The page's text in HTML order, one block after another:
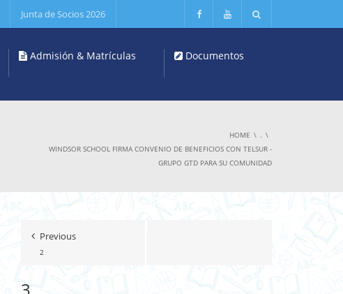
Junta de Socios 2026
Admisión & Matrículas Documentos
HOME
.
WINDSOR SCHOOL FIRMA CONVENIO DE BENEFICIOS CON TELSUR -
GRUPO GTD PARA SU COMUNIDAD
Previous
2